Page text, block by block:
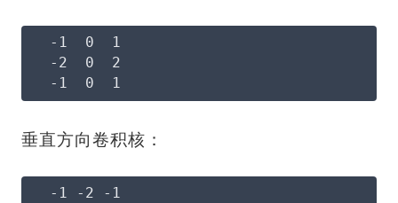
  -1  0  1
  -2  0  2
  -1  0  1
垂直方向卷积核：
  -1 -2 -1